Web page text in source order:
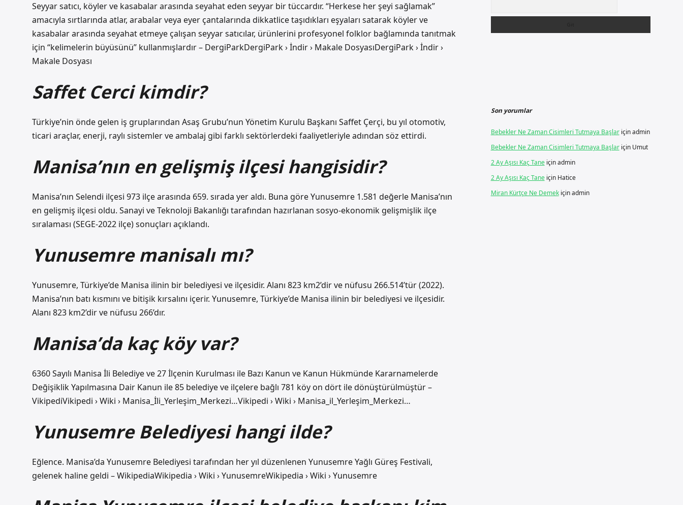
Seyyar satıcı, köyler ve kasabalar arasında seyahat eden seyyar bir tüccardır. “Herkese her şeyi sağlamak”
amacıyla sırtlarında atlar, arabalar veya eyer çantalarında dikkatlice taşıdıkları eşyaları satarak köyler ve
kasabalar arasında seyahat etmeye çalışan seyyar satıcılar, ürünlerini profesyonel folklor bağlamında tanıtmak
için “kelimelerin büyüsünü” kullanmışlardır – DergiParkDergiPark › İndir › Makale DosyasıDergiPark › İndir ›
Makale Dosyası
Saffet Cerci kimdir?
Türkiye’nin önde gelen iş gruplarından Asaş Grubu’nun Yönetim Kurulu Başkanı Saffet Çerçi, bu yıl otomotiv,
ticari araçlar, enerji, raylı sistemler ve ambalaj gibi farklı sektörlerdeki faaliyetleriyle adından söz ettirdi.
Manisa’nın en gelişmiş ilçesi hangisidir?
Manisa’nın Selendi ilçesi 973 ilçe arasında 659. sırada yer aldı. Buna göre Yunusemre 1.581 değerle Manisa’nın
en gelişmiş ilçesi oldu. Sanayi ve Teknoloji Bakanlığı tarafından hazırlanan sosyo-ekonomik gelişmişlik ilçe
sıralaması (SEGE-2022 ilçe) sonuçları açıklandı.
Yunusemre manisalı mı?
Yunusemre, Türkiye’de Manisa ilinin bir belediyesi ve ilçesidir. Alanı 823 km2’dir ve nüfusu 266.514’tür (2022).
Manisa’nın batı kısmını ve bitişik kırsalını içerir. Yunusemre, Türkiye’de Manisa ilinin bir belediyesi ve ilçesidir.
Alanı 823 km2’dir ve nüfusu 266’dır.
Manisa’da kaç köy var?
6360 Sayılı Manisa İli Belediye ve 27 İlçenin Kurulması ile Bazı Kanun ve Kanun Hükmünde Kararnamelerde
Değişiklik Yapılmasına Dair Kanun ile 85 belediye ve ilçelere bağlı 781 köy on dört ile dönüştürülmüştür –
VikipediVikipedi › Wiki › Manisa_İli_Yerleşim_Merkezi…Vikipedi › Wiki › Manisa_il_Yerleşim_Merkezi…
Yunusemre Belediyesi hangi ilde?
Eğlence. Manisa’da Yunusemre Belediyesi tarafından her yıl düzenlenen Yunusemre Yağlı Güreş Festivali,
gelenek haline geldi – WikipediaWikipedia › Wiki › YunusemreWikipedia › Wiki › Yunusemre
Son yorumlar
Bebekler Ne Zaman Cisimleri Tutmaya Başlariçinadmin
Bebekler Ne Zaman Cisimleri Tutmaya Başlariçin Umut
2 Ay Aşısı Kaç Taneiçinadmin
2 Ay Aşısı Kaç Taneiçin Hatice
Miran Kürtçe Ne Demekiçinadmin